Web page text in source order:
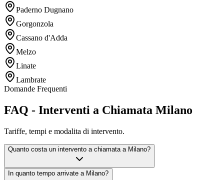
Paderno Dugnano
Gorgonzola
Cassano d'Adda
Melzo
Linate
Lambrate
Domande Frequenti
FAQ - Interventi a Chiamata Milano
Tariffe, tempi e modalita di intervento.
Quanto costa un intervento a chiamata a Milano?
In quanto tempo arrivate a Milano?